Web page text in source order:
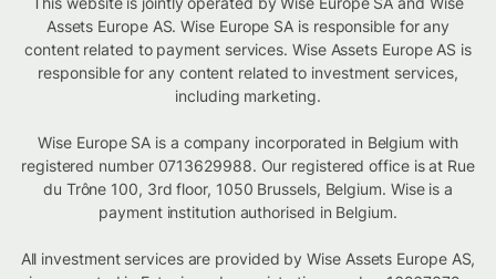
Assets Europe AS. Wise Europe SA is responsible for any
content related to payment services. Wise Assets Europe AS is
responsible for any content related to investment services,
including marketing.
Wise Europe SA is a company incorporated in Belgium with
registered number 0713629988. Our registered office is at Rue
du Trône 100, 3rd floor, 1050 Brussels, Belgium. Wise is a
payment institution authorised in Belgium.
All investment services are provided by Wise Assets Europe AS,